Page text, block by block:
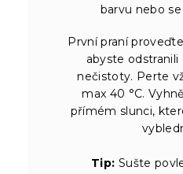
barvu nebo
První praní
abyste
nečistoty. Perte
max 40 °C.
přímém slunci,
Tip: Sušte